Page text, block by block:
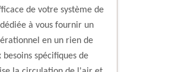
de votre système de
à vous fournir un
en un rien de
spécifiques de